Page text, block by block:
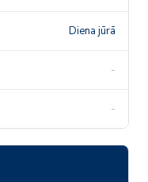
Diena jūrā
-
-